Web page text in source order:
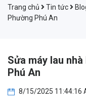
Trang chủ Tin tức
Phường Phú An
Sửa máy lau
Phú An
8/15/2025 11:44:16